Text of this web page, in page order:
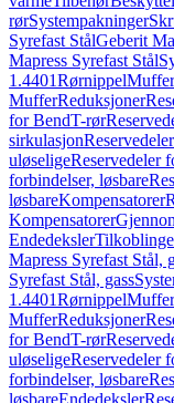
rørSystempakninger
Syrefast StålGeberit
Mapress Syrefast Stål
1.4401RørnippelMuffer
MufferReduksjoner
for BendT-rør
sirkulasjon
uløseligeReservedeler
forbindelser, løsbare
løsbareKompensatorer
Kompensatorer
Endedeksler
Mapress Syrefast Stål,
Syrefast Stål, gass
1.4401RørnippelMuffer
MufferReduksjoner
for BendT-rør
uløseligeReservedeler
forbindelser, løsbare
løsbareEndedeksler